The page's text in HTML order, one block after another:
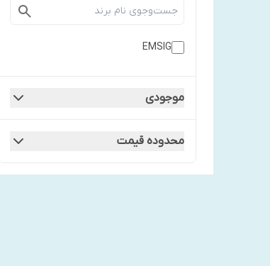
EMSIG
موجودی
محدوده قیمت